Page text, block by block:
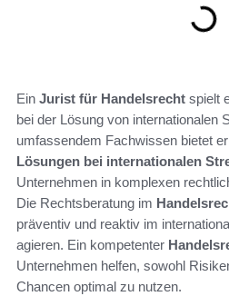
Ein Jurist für Handelsrecht spielt
bei der Lösung von internationalen
umfassendem Fachwissen bietet
Lösungen bei internationalen
Unternehmen in komplexen
Die Rechtsberatung im
präventiv und reaktiv im
agieren. Ein kompetenter
Unternehmen helfen, sowohl
Chancen optimal zu nutzen.